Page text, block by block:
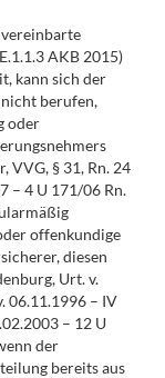
AKB 2015)
kann sich der
berufen,
oder
VVG, § 31, Rn. 24
– 4 U 171/06 Rn.
offenkundige
diesen
Urt. v.
06.11.1996 – IV
– 12 U
der
bereits aus